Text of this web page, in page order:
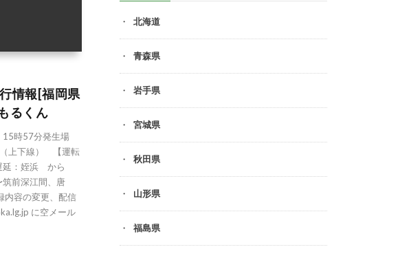
情報[福岡県
るくん
15時57分発生場
上下線） 【運転
延：姪浜 から
前深江間、唐
内容の変更、配信
に空メール
北海道
青森県
岩手県
宮城県
秋田県
山形県
福島県